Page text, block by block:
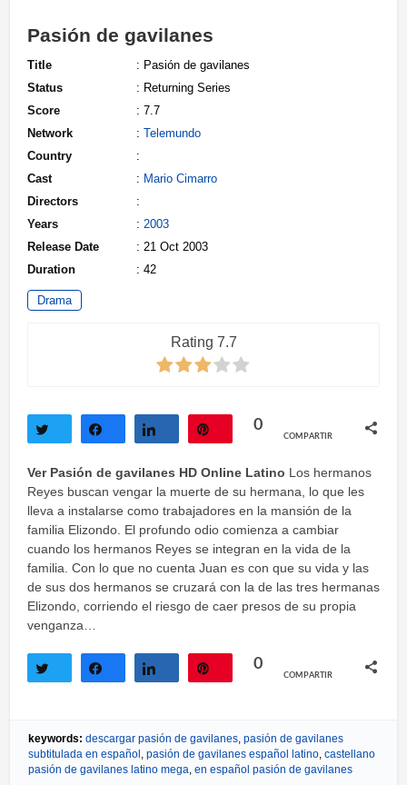
Pasión de gavilanes
Title
: Pasión de gavilanes
Status
: Returning Series
Score
: 7.7
Network
: Telemundo
Country
:
Cast
: Mario Cimarro
Directors
:
Years
: 2003
Release Date
: 21 Oct 2003
Duration
: 42
Drama
Rating 7.7
0
COMPARTIR
Ver Pasión de gavilanes HD Online Latino Los hermanos
Reyes buscan vengar la muerte de su hermana, lo que les
lleva a instalarse como trabajadores en la mansión de la
familia Elizondo. El profundo odio comienza a cambiar
cuando los hermanos Reyes se integran en la vida de la
familia. Con lo que no cuenta Juan es con que su vida y las
de sus dos hermanos se cruzará con la de las tres hermanas
Elizondo, corriendo el riesgo de caer presos de su propia
venganza…
0
COMPARTIR
keywords: descargar pasión de gavilanes, pasión de gavilanes
subtitulada en español , pasión de gavilanes español latino, castellano
pasión de gavilanes latino mega, en español pasión de gavilanes